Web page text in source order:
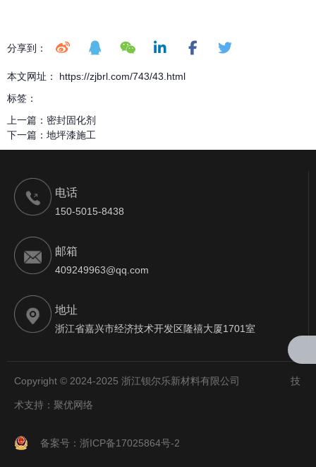
分享到：
本文网址： https://zjbrl.com/743/43.html
标签：
上一篇： 密封固化剂
下一篇： 地坪漆施工
电话
150-5015-8438
邮箱
409249963@qq.com
地址
浙江省嘉兴市经济技术开发区隆禧大厦1701室
Copyright © 2024-2025 浙江钡尔乐新材料有限公司 技
术支持： 聚优网络
备案号：浙ICP备17025864号-2